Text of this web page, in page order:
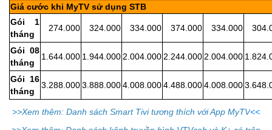
Giá cước khi MyTV sử dụng STB
Gói 1
tháng
274.000 324.000 334.000 374.000 334.000
Gói 08
tháng
1.644.000 1.944.0002.004.0002.244.0002.004.000
Gói 16
tháng
3.288.0003.888.0004.008.0004.488.0004.008.000
>>Xem thêm: Danh sách Smart Tivi tương thích với App MyTV<<